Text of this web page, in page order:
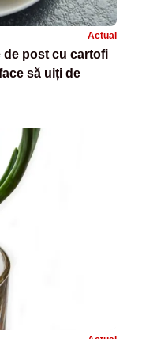
Actual
de post cu cartofi
să uiți de